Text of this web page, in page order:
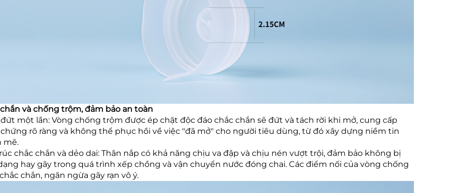
và chống trộm, đảm bảo an toàn
một lần: Vòng chống trộm được ép chặt độc đáo chắc chắn sẽ đứt và tách rời khi mở, cung cấp
rõ ràng và không thể phục hồi về việc "đã mở" cho người tiêu dùng, từ đó xây dựng niềm tin
mẽ.
chắc chắn và dẻo dai: Thân nắp có khả năng chịu va đập và chịu nén vượt trội, đảm bảo không bị
hay gãy trong quá trình xếp chồng và vận chuyển nước đóng chai. Các điểm nối của vòng chống
chắn, ngăn ngừa gãy rạn vô ý.